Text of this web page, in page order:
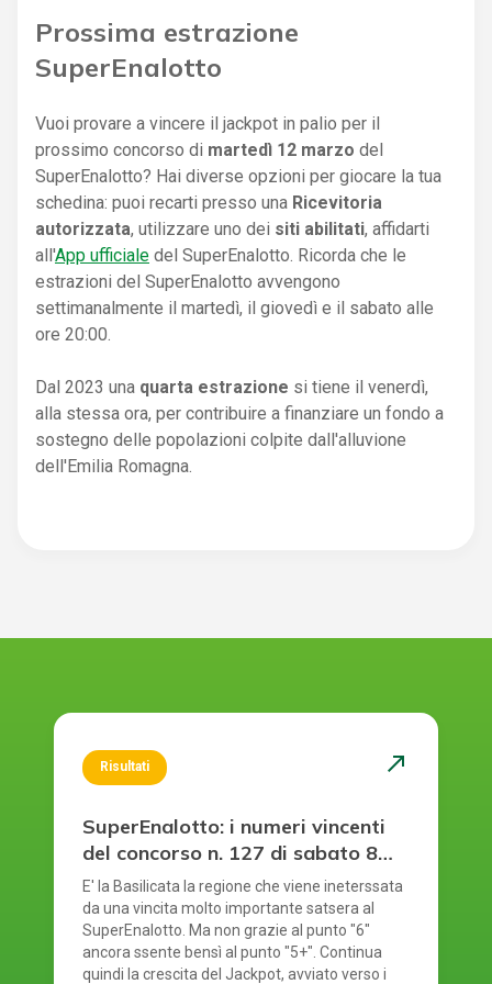
Prossima estrazione
SuperEnalotto
Vuoi provare a vincere il jackpot in palio per il
prossimo concorso di martedì 12 marzo del
SuperEnalotto? Hai diverse opzioni per giocare la tua
schedina: puoi recarti presso una Ricevitoria
autorizzata, utilizzare uno dei siti abilitati, affidarti
all'App ufficiale del SuperEnalotto. Ricorda che le
estrazioni del SuperEnalotto avvengono
settimanalmente il martedì, il giovedì e il sabato alle
ore 20:00.
Dal 2023 una quarta estrazione si tiene il venerdì,
alla stessa ora, per contribuire a finanziare un fondo a
sostegno delle popolazioni colpite dall'alluvione
dell'Emilia Romagna.
Risultati north_east
SuperEnalotto: i numeri vincenti
del concorso n. 127 di sabato 8
agosto 2026
E' la Basilicata la regione che viene ineterssata
da una vincita molto importante satsera al
SuperEnalotto. Ma non grazie al punto "6"
ancora ssente bensì al punto "5+". Continua
quindi la crescita del Jackpot, avviato verso i